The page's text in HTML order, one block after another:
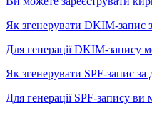
Як згенерувати DKIM-запис
Для генерації DKIM-запису
Як згенерувати SPF-запис
Для генерації SPF-запису ви